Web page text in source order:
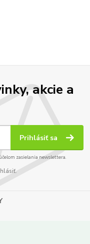
akcie a
Prihlásiť sa
zasielania newslettera.